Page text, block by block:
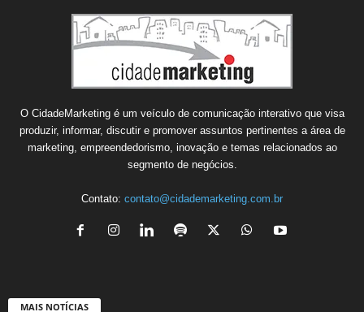
O CidadeMarketing é um veículo de comunicação interativo que visa
produzir, informar, discutir e promover assuntos pertinentes a área de
marketing, empreendedorismo, inovação e temas relacionados ao
segmento de negócios.
Contato: contato@cidademarketing.com.br
MAIS NOTÍCIAS